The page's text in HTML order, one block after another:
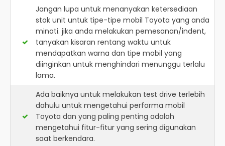
Jangan lupa untuk menanyakan ketersediaan
stok unit untuk tipe-tipe mobil Toyota yang anda
minati. jika anda melakukan pemesanan/indent,
tanyakan kisaran rentang waktu untuk
mendapatkan warna dan tipe mobil yang
diinginkan untuk menghindari menunggu terlalu
lama.
Ada baiknya untuk melakukan test drive terlebih
dahulu untuk mengetahui performa mobil
Toyota dan yang paling penting adalah
mengetahui fitur-fitur yang sering digunakan
saat berkendara.